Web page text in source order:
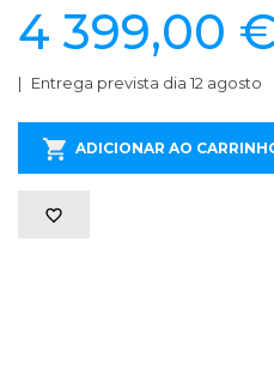
4 399,00
Entrega prevista dia 12 agosto
ADICIONAR AO